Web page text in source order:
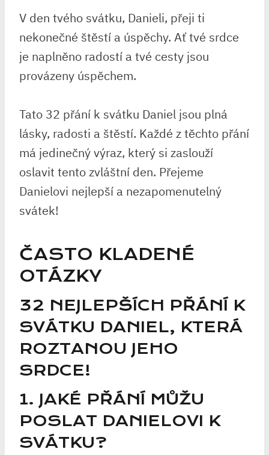
V den tvého svátku, Danieli, přeji ti
nekonečné štěstí a úspěchy. Ať tvé srdce
je naplněno radostí a tvé cesty jsou
provázeny úspěchem.
Tato 32 přání k svátku Daniel jsou plná
lásky, radosti a štěstí. Každé z těchto přání
má jedinečný výraz, který si zaslouží
oslavit tento zvláštní den. Přejeme
Danielovi nejlepší a nezapomenutelný
svátek!
ČASTO KLADENÉ
OTÁZKY
32 NEJLEPŠÍCH PŘÁNÍ K
SVÁTKU DANIEL, KTERÁ
ROZTANOU JEHO
SRDCE!
1. JAKÉ PŘÁNÍ MŮŽU
POSLAT DANIELOVI K
SVÁTKU?